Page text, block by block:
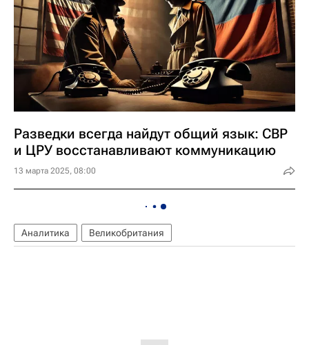
Разведки всегда найдут общий язык: СВР
и ЦРУ восстанавливают коммуникацию
13 марта 2025, 08:00
Аналитика Великобритания